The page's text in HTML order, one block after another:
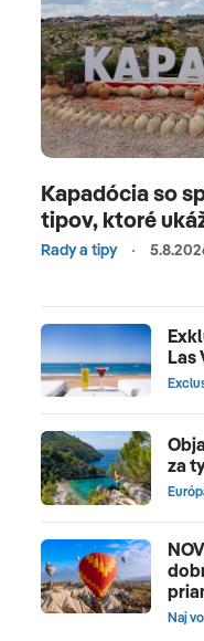
Kapadócia so
tipov, ktoré
Rady a tipy
Las
za
Naj